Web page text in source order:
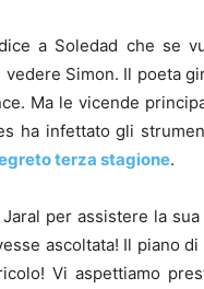
a Soledad che se
Simon. Il poeta
Ma le vicende
ha infettato gli
terza stagione.
per assistere la
ascoltata! Il piano
Vi aspettiamo